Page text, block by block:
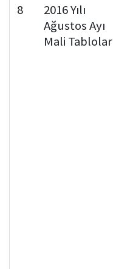
8
2016 Yılı
Ağustos Ayı
Mali Tablolar